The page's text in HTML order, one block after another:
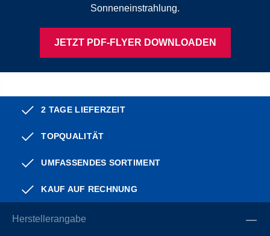
Sonneneinstrahlung.
JETZT PDF-FLYER DOWNLOADEN
2 TAGE LIEFERZEIT
TOPQUALITÄT
UMFASSENDES SORTIMENT
KAUF AUF RECHNUNG
Herstellerangabe